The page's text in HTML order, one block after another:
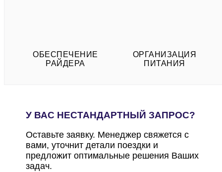
ОБЕСПЕЧЕНИЕ
РАЙДЕРА
ОРГАНИЗАЦИЯ
ПИТАНИЯ
У ВАС НЕСТАНДАРТНЫЙ ЗАПРОС?
Оставьте заявку. Менеджер свяжется с
вами, уточнит детали поездки и
предложит оптимальные решения Ваших
задач.